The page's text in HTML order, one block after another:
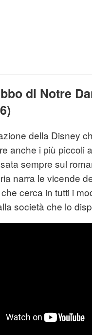
di Notre
della Disney
anche i più piccoli
sempre sul
narra le vicende
cerca in tutti i
società che lo